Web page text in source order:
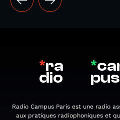
*ra
dio
*
pus
Radio Campus Paris est une radio
aux pratiques radiophoniques et